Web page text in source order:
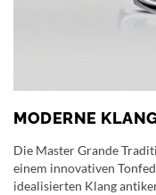
MODERNE
Die Master Grande
einem innovativen
idealisierten Klang